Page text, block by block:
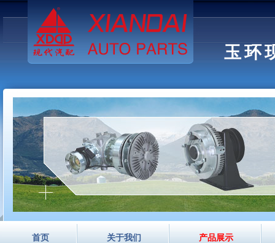
玉环
首页 关于我们 产品展示